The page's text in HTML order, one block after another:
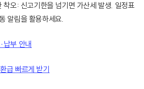
오: 신고기한을 넘기면 가산세 발생. 일정표
알림을 활용하세요.
납부 안내
급 빠르게 받기